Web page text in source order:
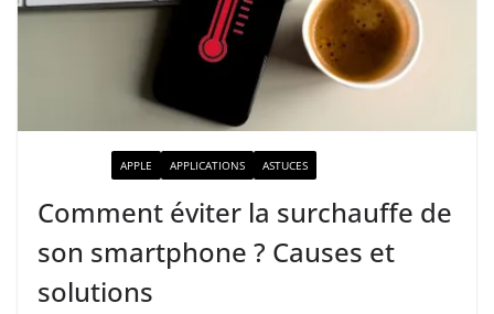
APPLE APPLICATIONS ASTUCES
Comment éviter la surchauffe de
son smartphone ? Causes et
solutions